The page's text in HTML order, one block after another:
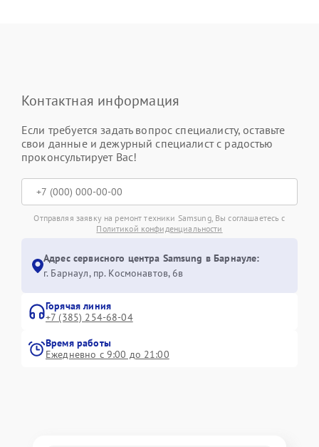
Контактная информация
Если требуется задать вопрос специалисту, оставьте
свои данные и дежурный специалист с радостью
проконсультирует Вас!
Отправляя заявку на ремонт техники Samsung, Вы соглашаетесь с
Политикой конфиденциальности
Адрес сервисного центра Samsung в Барнауле:
г. Барнаул, ​пр. Космонавтов, 6в
Горячая линия
+7 (385) 254-68-04
Время работы
Ежедневно с 9:00 до 21:00